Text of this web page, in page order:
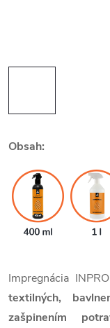
Obsah:
Impregnácia
textilných,
zašpinením